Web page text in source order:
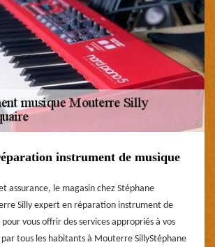
instrument de musique
assurance, le magasin chez Stéphane
Silly expert en réparation instrument de
vous offrir des services appropriés à vos
par tous les habitants à Mouterre SillyStéphane